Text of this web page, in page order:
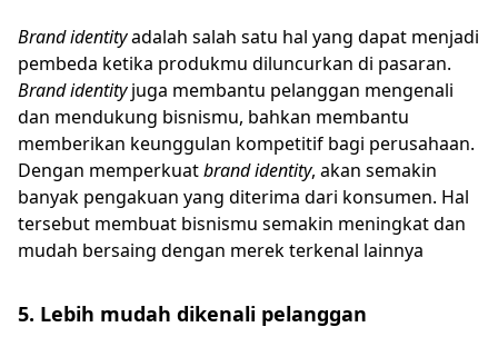
Brand identityadalah salah satu hal yang dapat menjadi
pembeda ketika produkmu diluncurkan di pasaran.
Brand identityjuga membantu pelanggan mengenali
dan mendukung bisnismu, bahkan membantu
memberikan keunggulan kompetitif bagi perusahaan.
Dengan memperkuatbrand identity, akan semakin
banyak pengakuan yang diterima dari konsumen. Hal
tersebut membuat bisnismu semakin meningkat dan
mudah bersaing dengan merek terkenal lainnya
5. Lebih mudah dikenali pelanggan